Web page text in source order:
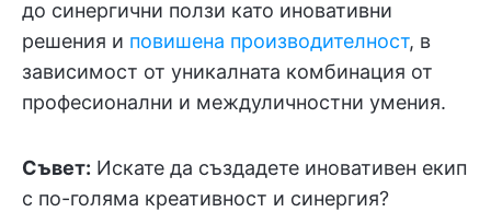
до синергични ползи като иновативни
решения и повишена производителност, в
зависимост от уникалната комбинация от
професионални и междуличностни умения.
Съвет: Искате да създадете иновативен екип
с по-голяма креативност и синергия?